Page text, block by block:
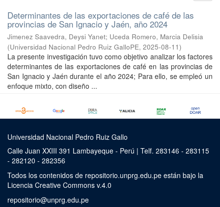
Determinantes de las exportaciones de café de las
provincias de San Ignacio y Jaén, año 2024
Jimenez Saavedra, Deysi Yanet; Uceda Romero, Marcia Delisia
(Universidad Nacional Pedro Ruiz GalloPE, 2025-08-11)
La presente investigación tuvo como objetivo analizar los factores
determinantes de las exportaciones de café en las provincias de
San Ignacio y Jaén durante el año 2024; Para ello, se empleó un
enfoque mixto, con diseño ...
Universidad Nacional Pedro Ruiz Gallo
Calle Juan XXIII 391 Lambayeque - Perú | Telf. 283146 - 283115
- 282120 - 282356
Todos los contenidos de repositorio.unprg.edu.pe están bajo la
Licencia Creative Commons v.4.0
repositorio@unprg.edu.pe